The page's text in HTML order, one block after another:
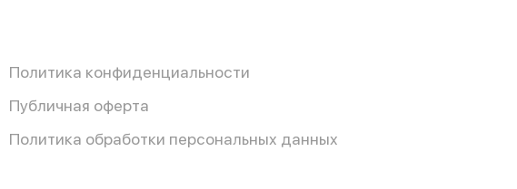
Политика конфиденциальности
Публичная оферта
Политика обработки персональных данных